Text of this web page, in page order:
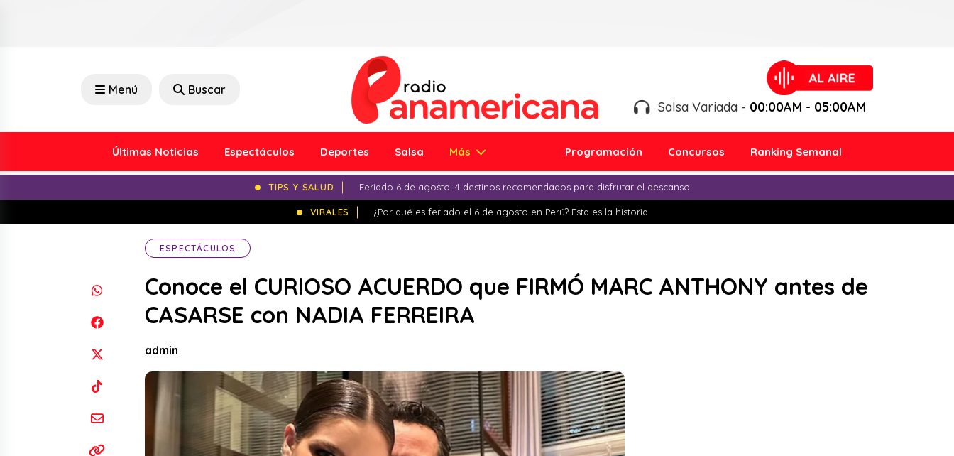
Menú Buscar
Salsa Variada - 00:00AM - 05:00AM
Últimas Noticias Espectáculos Deportes Salsa Más Programación Concursos Ranking Semanal
TIPS Y SALUD Feriado 6 de agosto: 4 destinos recomendados para disfrutar el descanso
VIRALES ¿Por qué es feriado el 6 de agosto en Perú? Esta es la historia
ESPECTÁCULOS
Conoce el CURIOSO ACUERDO que FIRMÓ MARC ANTHONY antes de
CASARSE con NADIA FERREIRA
admin